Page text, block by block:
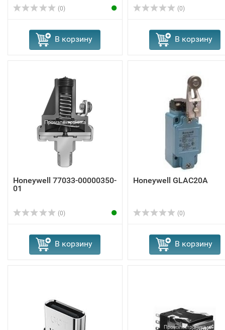
(0)
В корзину
(0)
В корзину
Honeywell 77033-00000350-
01
(0)
В корзину
Honeywell GLAC20A
(0)
В корзину